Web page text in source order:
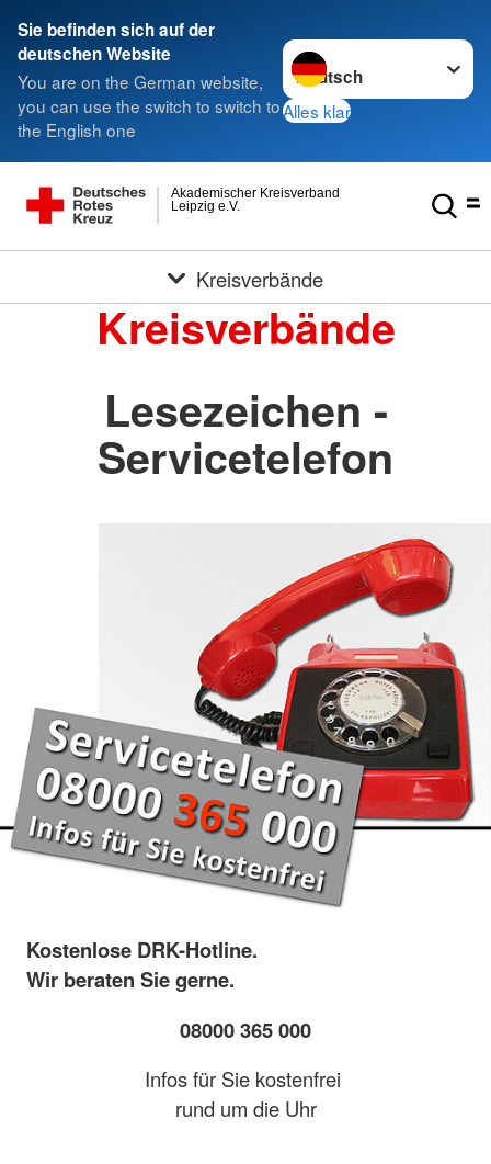
Sie befinden sich auf der
deutschen Website
You are on the German website,
you can use the switch to switch to
the English one
Sprache wechseln zu
Alles klar
Leipzig e.V.
Akademischer Kreisverband
Kreisverbände
Kreisverbände
Lesezeichen -
Servicetelefon
Kostenlose DRK-Hotline.
Wir beraten Sie gerne.
08000 365 000
Infos für Sie kostenfrei
rund um die Uhr